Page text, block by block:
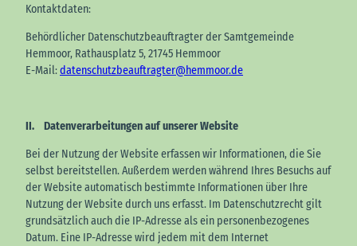
Kontaktdaten:
Behördlicher Datenschutzbeauftragter der Samtgemeinde
Hemmoor, Rathausplatz 5, 21745 Hemmoor
E-Mail:datenschutzbeauftragter@hemmoor.de
II. Datenverarbeitungen auf unserer Website
Bei der Nutzung der Website erfassen wir Informationen, die Sie
selbst bereitstellen. Außerdem werden während Ihres Besuchs auf
der Website automatisch bestimmte Informationen über Ihre
Nutzung der Website durch uns erfasst. Im Datenschutzrecht gilt
grundsätzlich auch die IP-Adresse als ein personenbezogenes
Datum. Eine IP-Adresse wird jedem mit dem Internet